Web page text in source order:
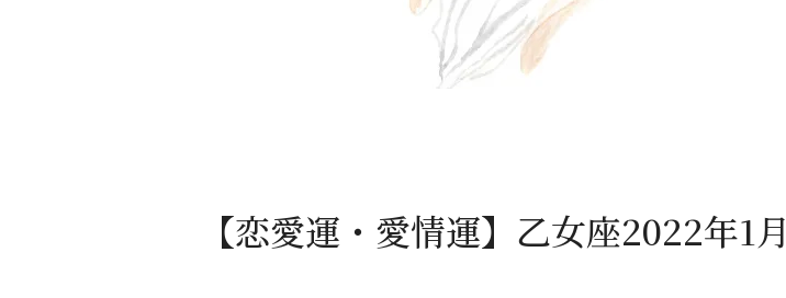
【恋愛運・愛情運】乙女座2022年1月